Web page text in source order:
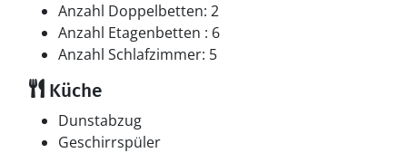
Anzahl Doppelbetten: 2
Anzahl Etagenbetten : 6
Anzahl Schlafzimmer: 5
Küche
Dunstabzug
Geschirrspüler